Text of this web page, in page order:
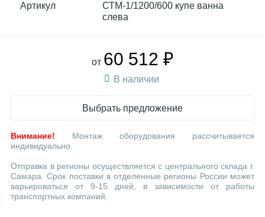
Артикул
СТМ-1/1200/600 купе ванна
слева
от 60 512 ₽
В наличии
Выбрать предложение
Внимание! Монтаж оборудования рассчитывается
индивидуально.
Отправка в регионы осуществляется с центрального склада г.
Самара. Срок поставки в отделенные регионы России может
варьироваться от 9-15 дней, в зависимости от работы
транспортных компаний.